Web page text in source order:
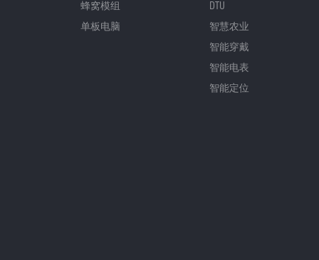
蜂窝模组
单板电脑
DTU
智慧农业
智能穿戴
智能电表
智能定位